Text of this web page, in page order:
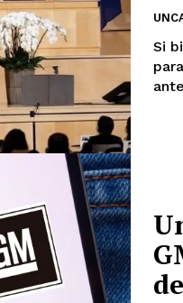
Si